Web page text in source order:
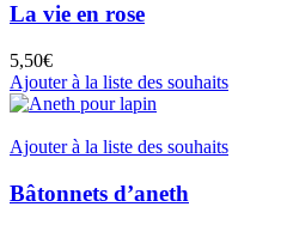
La vie en rose
5,50€
Ajouter à la liste des souhaits
Ajouter à la liste des souhaits
Bâtonnets d’aneth